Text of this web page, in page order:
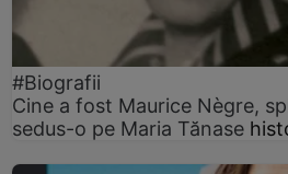
#Biografii
Cine a fost Maurice Nègre,
sedus-o pe Maria Tănase